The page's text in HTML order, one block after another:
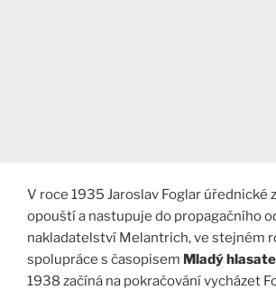
V roce 1935 Jaroslav Foglar úřednické
opouští a nastupuje do propagačního
nakladatelství Melantrich, ve stejném
spolupráce s časopisem Mladý
1938 začíná na pokračování vycházet